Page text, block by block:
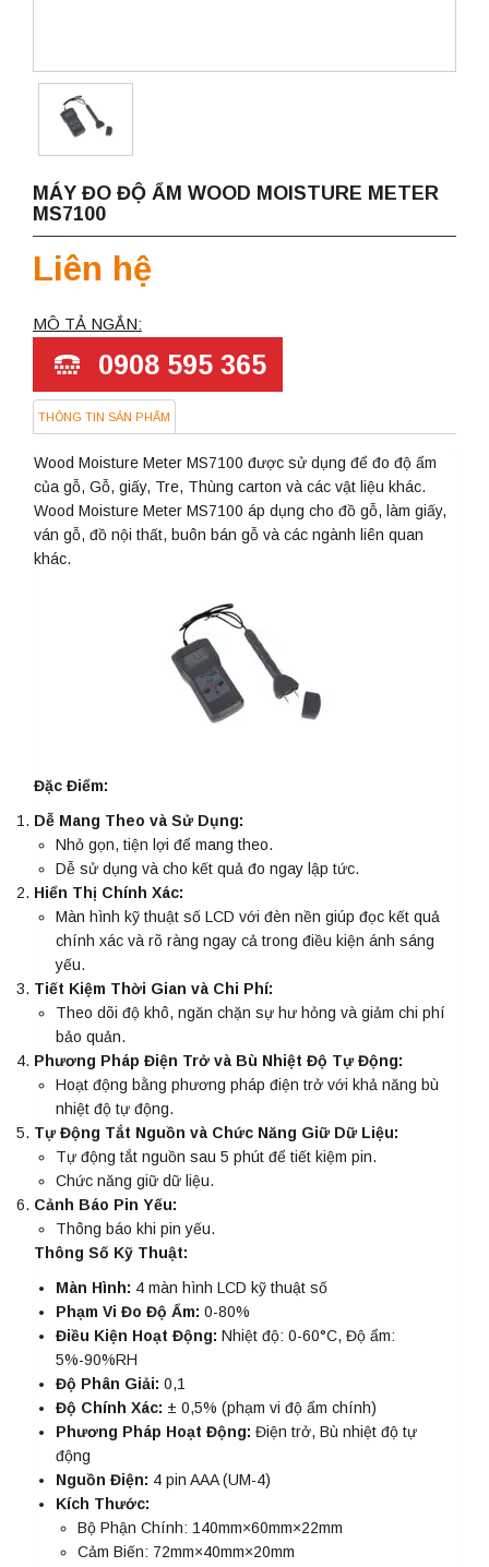
MÁY ĐO ĐỘ ẨM WOOD MOISTURE METER
MS7100
Liên hệ
MÔ TẢ NGẮN:
0908 595 365
THÔNG TIN SẢN PHẨM
Wood Moisture Meter MS7100 được sử dụng để đo độ ẩm
của gỗ, Gỗ, giấy, Tre, Thùng carton và các vật liệu khác.
Wood Moisture Meter MS7100 áp dụng cho đồ gỗ, làm giấy,
ván gỗ, đồ nội thất, buôn bán gỗ và các ngành liên quan
khác.
Đặc Điểm:
Dễ Mang Theo và Sử Dụng:
Nhỏ gọn, tiện lợi để mang theo.
Dễ sử dụng và cho kết quả đo ngay lập tức.
Hiển Thị Chính Xác:
Màn hình kỹ thuật số LCD với đèn nền giúp đọc kết quả
chính xác và rõ ràng ngay cả trong điều kiện ánh sáng
yếu.
Tiết Kiệm Thời Gian và Chi Phí:
Theo dõi độ khô, ngăn chặn sự hư hỏng và giảm chi phí
bảo quản.
Phương Pháp Điện Trở và Bù Nhiệt Độ Tự Động:
Hoạt động bằng phương pháp điện trở với khả năng bù
nhiệt độ tự động.
Tự Động Tắt Nguồn và Chức Năng Giữ Dữ Liệu:
Tự động tắt nguồn sau 5 phút để tiết kiệm pin.
Chức năng giữ dữ liệu.
Cảnh Báo Pin Yếu:
Thông báo khi pin yếu.
Thông Số Kỹ Thuật:
Màn Hình: 4 màn hình LCD kỹ thuật số
Phạm Vi Đo Độ Ẩm: 0-80%
Điều Kiện Hoạt Động: Nhiệt độ: 0-60°C, Độ ẩm:
5%-90%RH
Độ Phân Giải: 0,1
Độ Chính Xác: ± 0,5% (phạm vi độ ẩm chính)
Phương Pháp Hoạt Động: Điện trở, Bù nhiệt độ tự
động
Nguồn Điện: 4 pin AAA (UM-4)
Kích Thước:
Bộ Phận Chính: 140mm×60mm×22mm
Cảm Biến: 72mm×40mm×20mm